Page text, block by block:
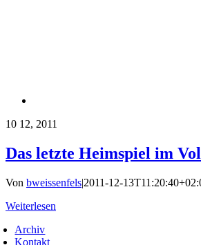
10 12, 2011
Das letzte Heimspiel im
Von bweissenfels|2011-12-
Weiterlesen
Archiv
Kontakt